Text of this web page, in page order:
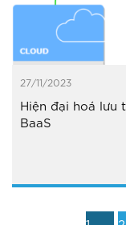
27/11/2023
Hiện đại hoá lưu
BaaS